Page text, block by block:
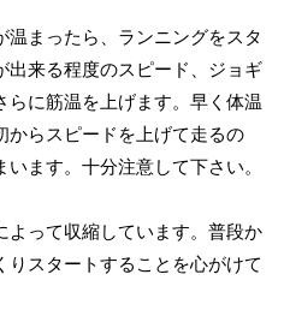
まったら、ランニングをスタ
出来る程度のスピード、ジョギ
らに筋温を上げます。早く体温
からスピードを上げて走るの
ます。十分注意して下さい。
って収縮しています。普段か
スタートすることを心がけて